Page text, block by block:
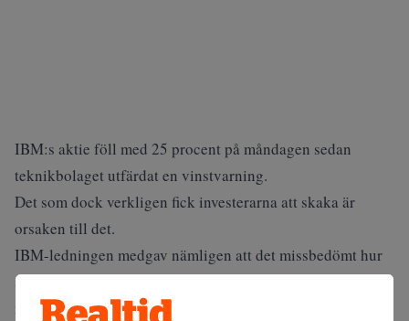
IBM:s aktie föll med 25 procent på måndagen sedan
teknikbolaget utfärdat en vinstvarning.
Det som dock verkligen fick investerarna att skaka är
orsaken till det.
IBM-ledningen medgav nämligen att det missbedömt hur
snabbt företagskunder skulle styra om sina investeringar
mot AI-relaterad infrastruktur.